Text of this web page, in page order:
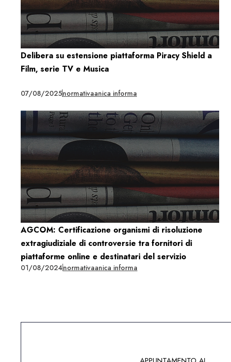
Delibera su estensione piattaforma Piracy Shield a
Film, serie TV e Musica
07/08/2025normativaanica informa
AGCOM: Certificazione organismi di risoluzione
extragiudiziale di controversie tra fornitori di
piattaforme online e destinatari del servizio
01/08/2024normativaanica informa